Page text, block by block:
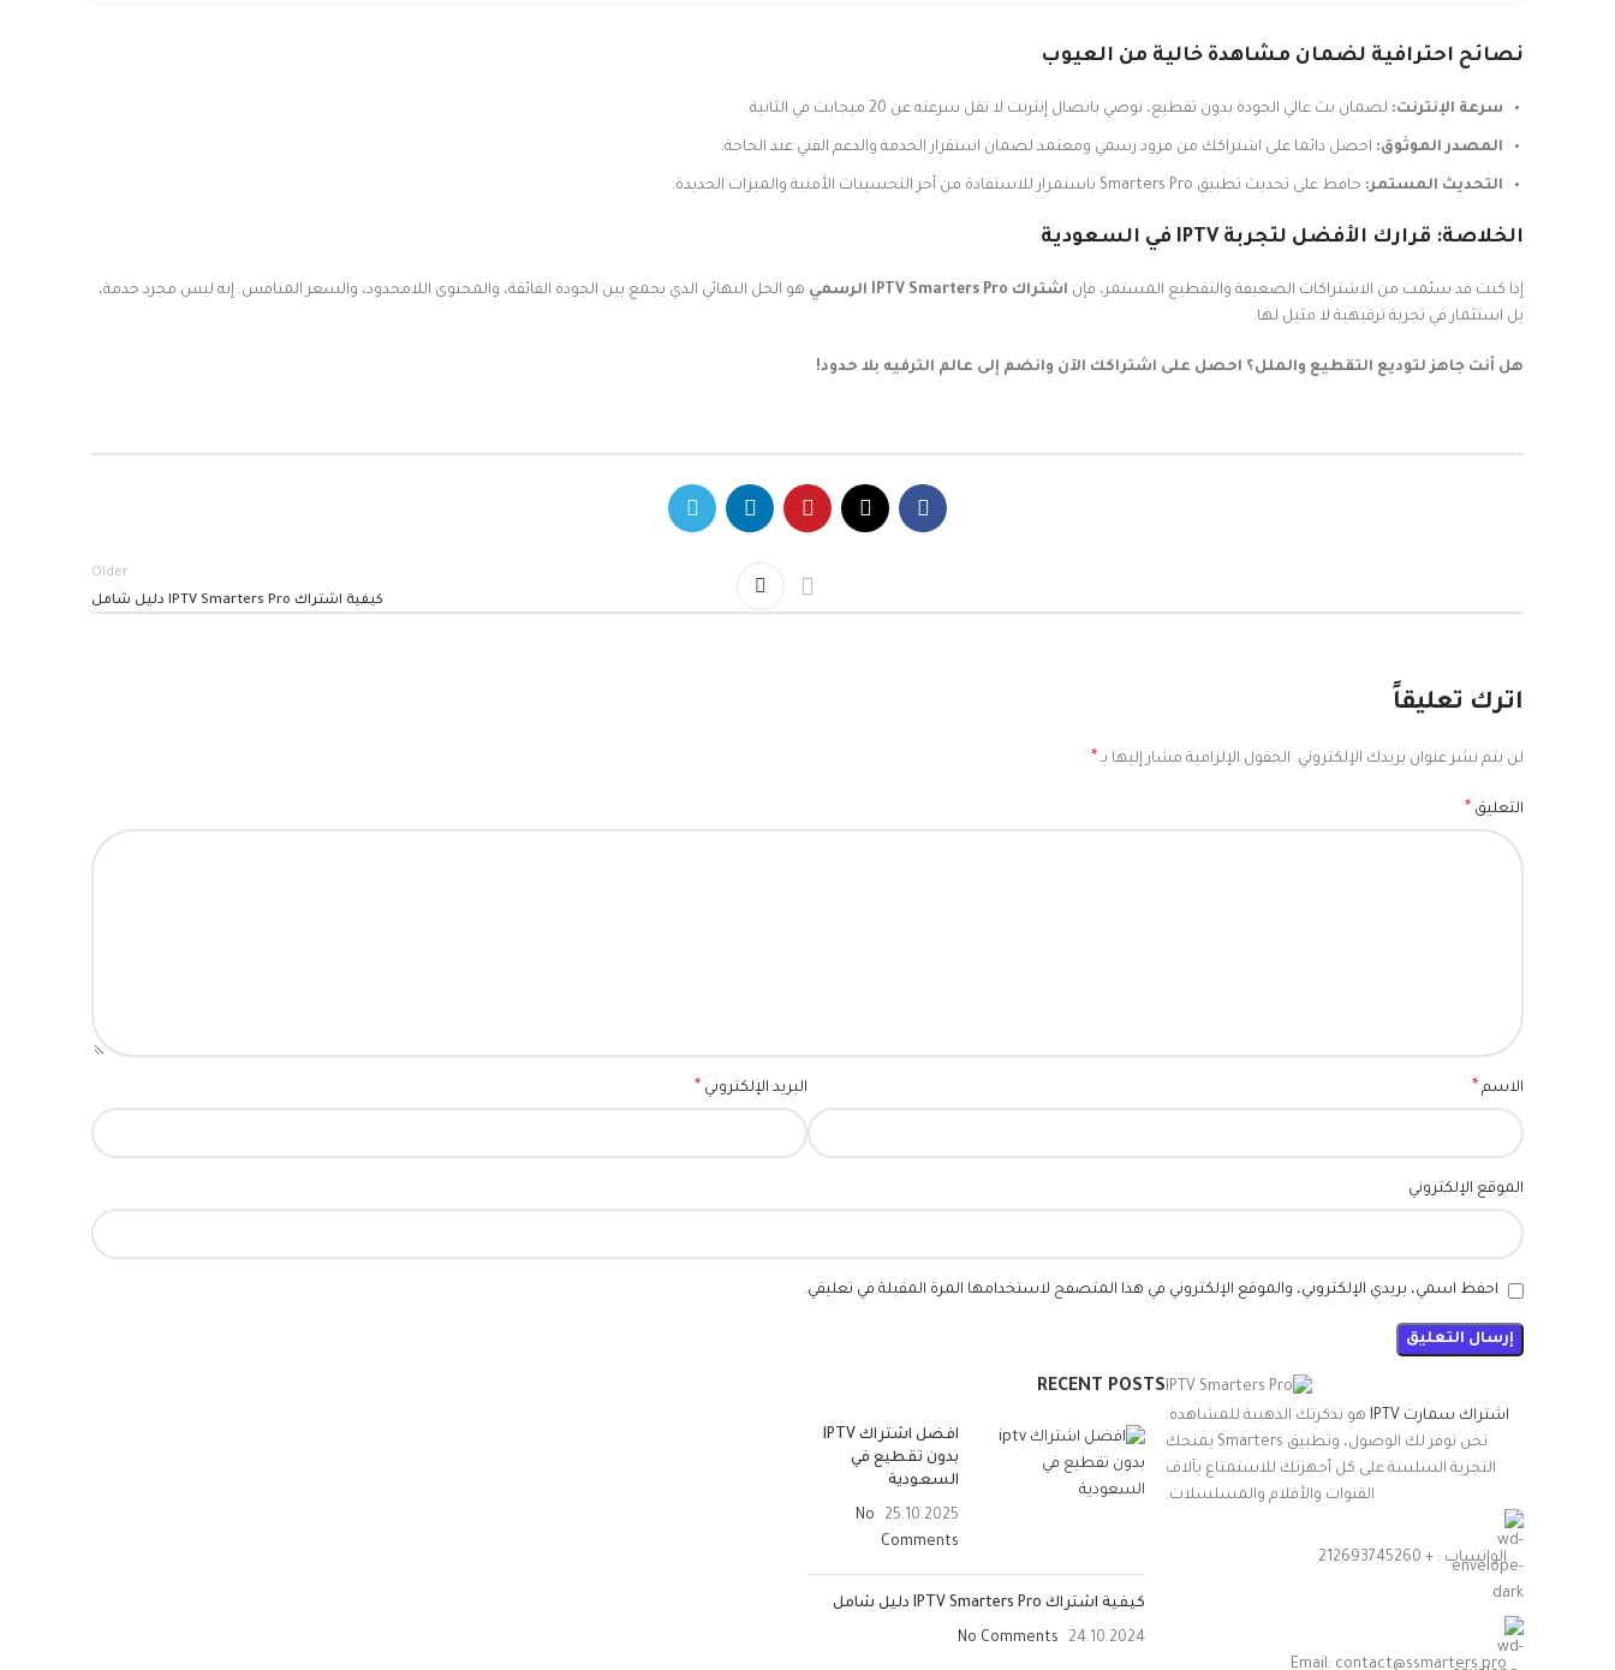
نصائح احترافية لضمان مشاهدة خالية من العيوب
سرعة الإنترنت: لضمان بث عالي الجودة بدون تقطيع، نوصي باتصال إنترنت لا تقل سرعته عن 20 ميجابت في الثانية.
المصدر الموثوق: احصل دائما على اشتراكك من مزود رسمي ومعتمد لضمان استقرار الخدمة والدعم الفني عند الحاجة.
التحديث المستمر: حافظ على تحديث تطبيق Smarters Pro باستمرار للاستفادة من آخر التحسينات الأمنية والميزات الجديدة.
الخلاصة: قرارك الأفضل لتجربة IPTV في السعودية
إذا كنت قد سئمت من الاشتراكات الضعيفة والتقطيع المستمر، فإن اشتراك IPTV Smarters Pro الرسمي
هو الحل النهائي الذي يجمع بين الجودة الفائقة، والمحتوى اللامحدود، والسعر المنافس. إنه ليس مجرد خدمة،
بل استثمار في تجربة ترفيهية لا مثيل لها.
هل أنت جاهز لتوديع التقطيع والملل؟ احصل على اشتراكك الآن وانضم إلى عالم الترفيه بلا حدود!
Older
كيفية اشتراك IPTV Smarters Pro دليل شامل
اترك تعليقاً
لن يتم نشر عنوان بريدك الإلكتروني. الحقول الإلزامية مشار إليها بـ *
التعليق *
الاسم * البريد الإلكتروني *
الموقع الإلكتروني
احفظ اسمي، بريدي الإلكتروني، والموقع الإلكتروني في هذا المتصفح لاستخدامها المرة المقبلة في تعليقي.
اشتراك سمارت IPTV
هو تذكرتك الذهبية للمشاهدة.
نحن نوفر لك الوصول، وتطبيق Smarters يمنحك
التجربة السلسة على كل أجهزتك للاستمتاع بآلاف
القنوات والأفلام والمسلسلات.
الواتساب : + 212693745260
Email: contact@ssmarters.pro
RECENT POSTS
افضل اشتراك IPTV
بدون تقطيع في
السعودية
25.10.2025
No
Comments
كيفية اشتراك IPTV Smarters Pro دليل شامل
24.10.2024
No Comments